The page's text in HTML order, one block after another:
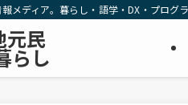
ディア。暮らし・語学・DX・プログ
元民
らし